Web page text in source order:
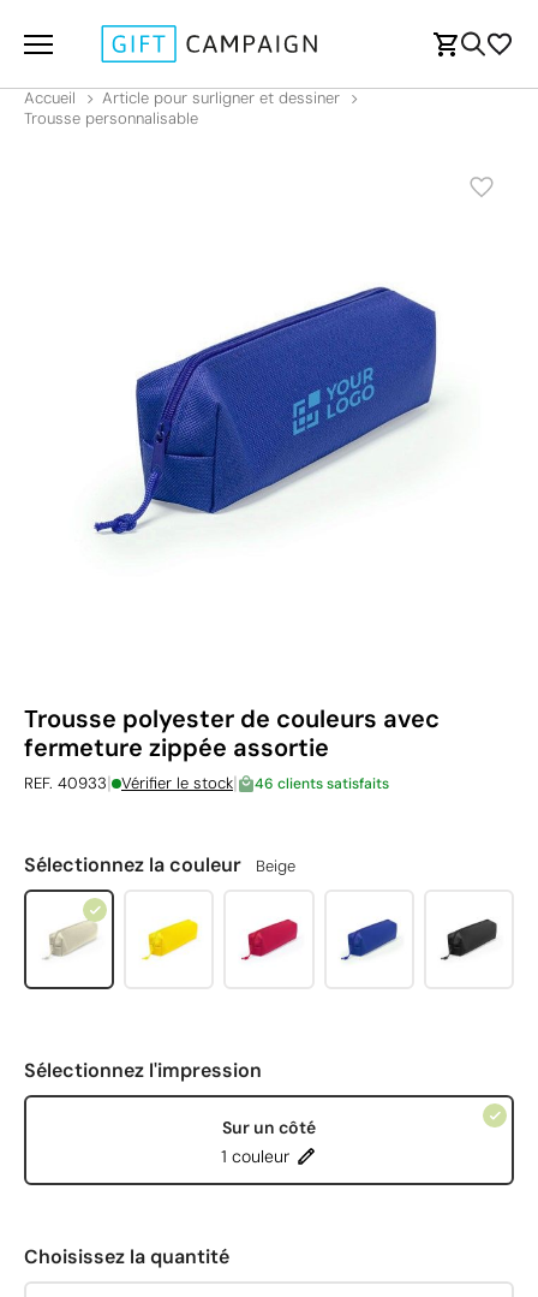
Accueil
Article pour surligner et dessiner
Trousse personnalisable
Trousse polyester de couleurs avec
fermeture zippée assortie
REF. 40933| Vérifier le stock| 46 clients satisfaits
Sélectionnez la couleur Beige
Sélectionnez l'impression
Sur un côté
1 couleur
Choisissez la quantité